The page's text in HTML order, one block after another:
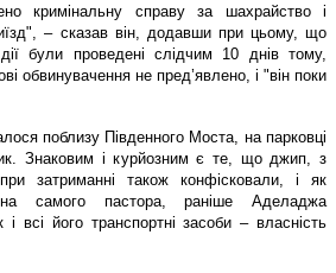
кримінальну справу за шахрайство і
– сказав він, додавши при цьому, що
дії були проведені слідчим 10 днів тому,
обвинувачення не пред’явлено, і "він поки
поблизу Південного Моста, на парковці
Знаковим і курйозним є те, що джип, з
затриманні також конфісковали, і як
самого пастора, раніше Аделаджа
всі його транспортні засоби – власність